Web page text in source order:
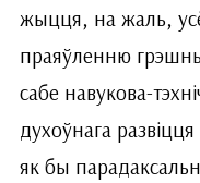
жыцця, на жаль,
праяўленню
сабе навукова-
духоўнага
як бы